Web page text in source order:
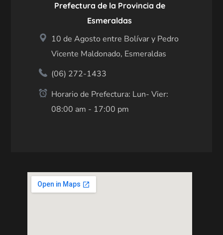
Prefectura de la Provincia de
Esmeraldas
10 de Agosto entre Bolívar y Pedro
Vicente Maldonado, Esmeraldas
(06) 272-1433
Horario de Prefectura: Lun- Vier:
08:00 am - 17:00 pm